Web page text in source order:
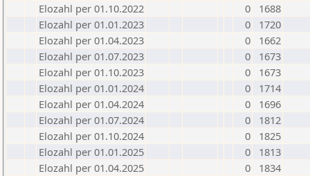
Elozahl per 01.10.2022
0
1688
Elozahl per 01.01.2023
0
1720
Elozahl per 01.04.2023
0
1662
Elozahl per 01.07.2023
0
1673
Elozahl per 01.10.2023
0
1673
Elozahl per 01.01.2024
0
1714
Elozahl per 01.04.2024
0
1696
Elozahl per 01.07.2024
0
1812
Elozahl per 01.10.2024
0
1825
Elozahl per 01.01.2025
0
1813
Elozahl per 01.04.2025
0
1834